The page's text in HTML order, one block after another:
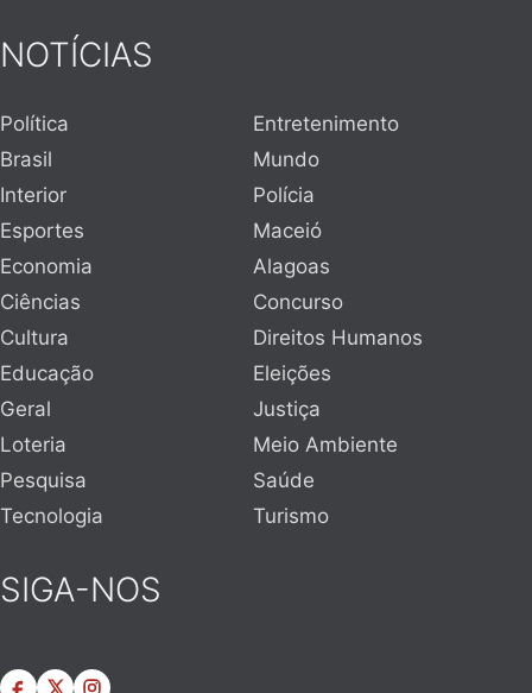
NOTÍCIAS
Política
Entretenimento
Brasil
Mundo
Interior
Polícia
Esportes
Maceió
Economia
Alagoas
Ciências
Concurso
Cultura
Direitos Humanos
Educação
Eleições
Geral
Justiça
Loteria
Meio Ambiente
Pesquisa
Saúde
Tecnologia
Turismo
SIGA-NOS